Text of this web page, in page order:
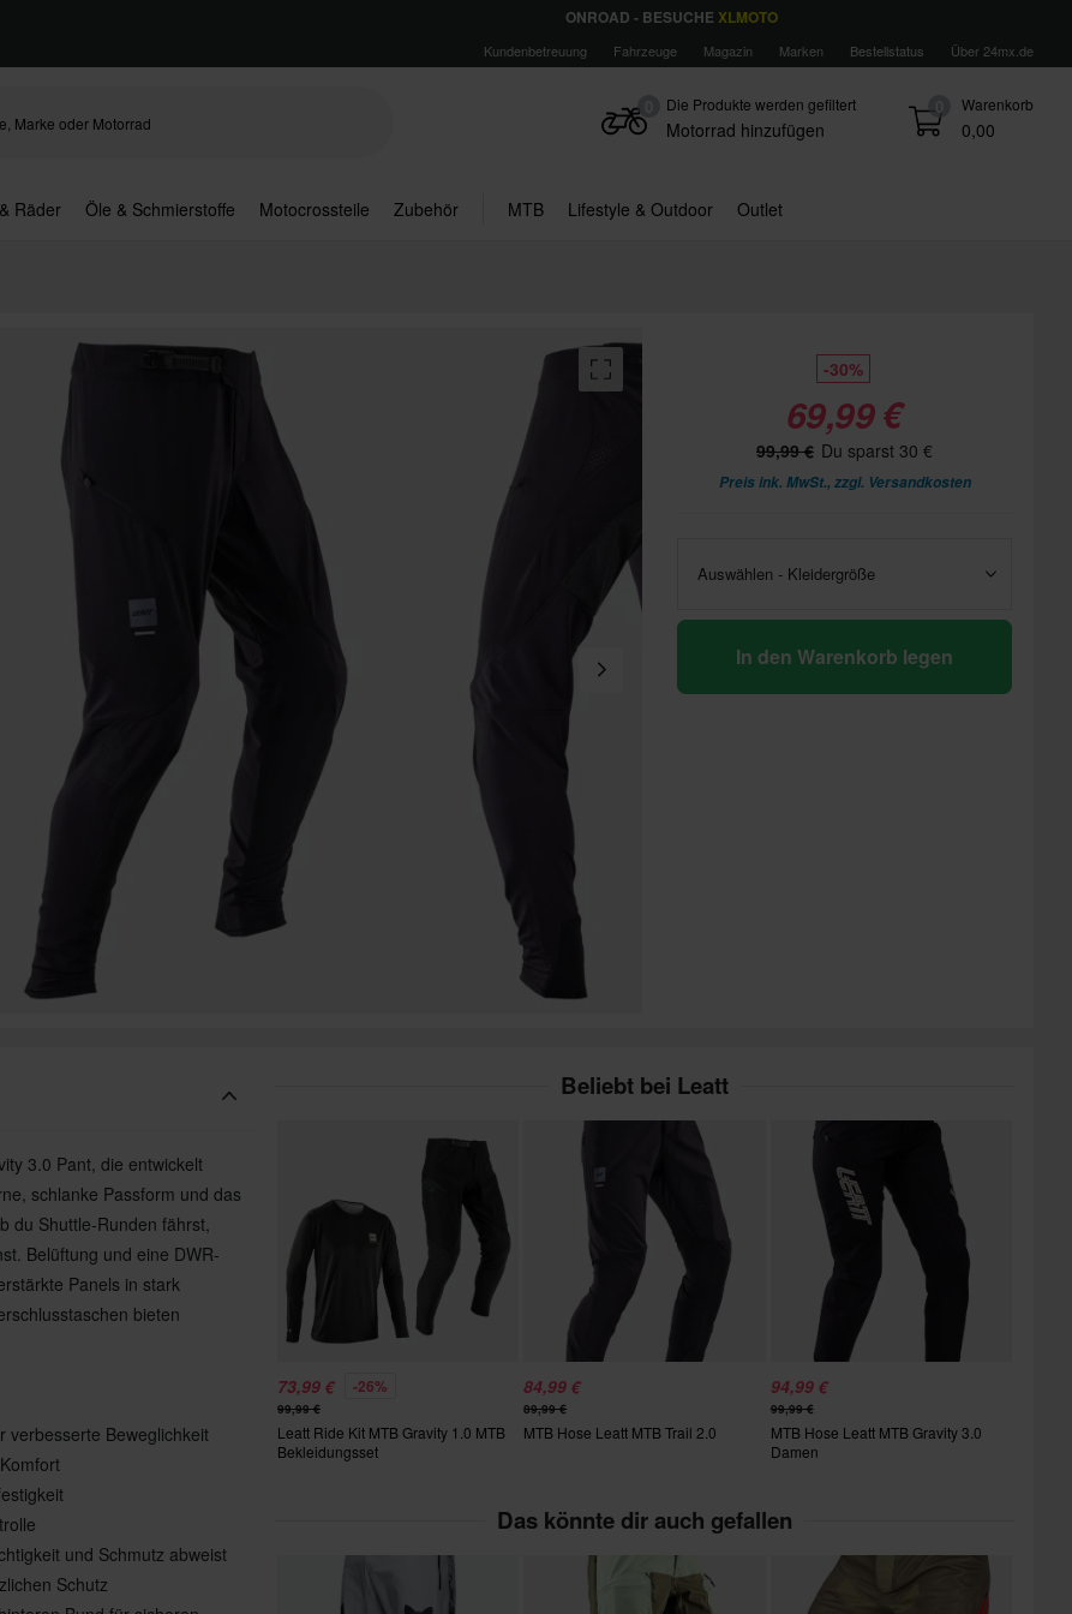
ONROAD - BESUCHE XLMOTO
Kundenbetreuung Fahrzeuge Magazin Marken Bestellstatus Über 24mx.de
0 Warenkorb
0,00
Die Produkte werden gefiltert
Motorrad hinzufügen
Räder Öle & Schmierstoffe Motocrossteile Zubehör MTB Lifestyle & Outdoor Outlet
-30%
69,99 €
99,99 € Du sparst 30 €
Preis ink. MwSt., zzgl. Versandkosten
Auswählen - Kleidergröße
In den Warenkorb legen
3.0 Pant, die entwickelt
schlanke Passform und das
du Shuttle-Runden fährst,
Belüftung und eine DWR-
Panels in stark
bieten
verbesserte Beweglichkeit
und Schmutz abweist
Schutz
Beliebt bei Leatt
73,99 € -26%
99,99 €
Leatt Ride Kit MTB Gravity 1.0 MTB
Bekleidungsset
84,99 €
89,99 €
MTB Hose Leatt MTB Trail 2.0
94,99 €
99,99 €
MTB Hose Leatt MTB Gravity 3.0
Damen
Das könnte dir auch gefallen